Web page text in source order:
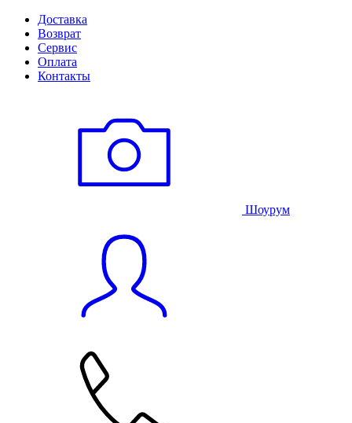
Доставка
Возврат
Сервис
Оплата
Контакты
Шоурум